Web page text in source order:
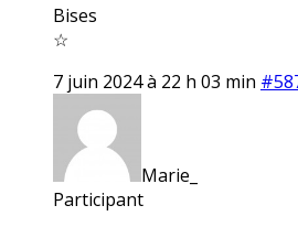
Bises
☆
7 juin 2024 à 22 h 03 min
Marie_
Participant